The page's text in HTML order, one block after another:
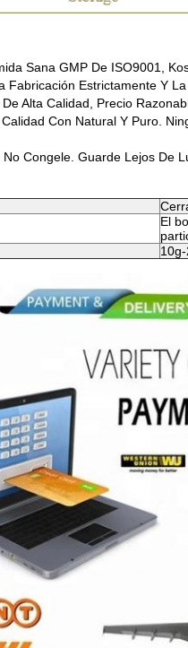
Sana GMP De ISO9001,
Fabricación Estrictamente Y
Alta Calidad, Precio
Con Natural Y Puro.
Congele. Guarde Lejos De
El